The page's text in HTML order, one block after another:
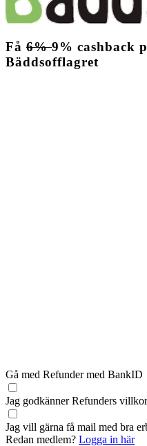
Få 6%9% cashback
Bäddsofflagret
Gå med Refunder med BankID
Jag godkänner Refunders villkor
Jag vill gärna få mail med bra
Redan medlem? Logga in här